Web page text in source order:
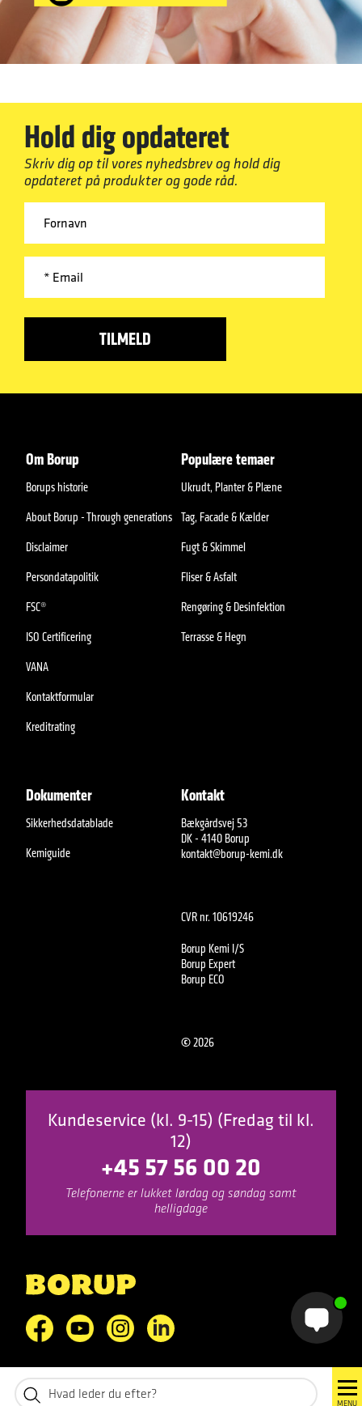
MENU
Hold dig opdateret
Skriv dig op til vores nyhedsbrev og hold dig
opdateret på produkter og gode råd.
Om Borup
Borups historie
About Borup - Through generations
Disclaimer
Persondatapolitik
FSC®
ISO Certificering
VANA
Kontaktformular
Kreditrating
Populære temaer
Ukrudt, Planter & Plæne
Tag, Facade & Kælder
Fugt & Skimmel
Fliser & Asfalt
Rengøring & Desinfektion
Terrasse & Hegn
Dokumenter
Sikkerhedsdatablade
Kemiguide
Kontakt
Bækgårdsvej 53
DK - 4140 Borup
kontakt@borup-kemi.dk
CVR nr. 10619246
Borup Kemi I/S
Borup Expert
Borup ECO
©2026
Kundeservice (kl. 9-15) (Fredag til kl.
12)
+45 57 56 00 20
Telefonerne er lukket lørdag og søndag samt
helligdage